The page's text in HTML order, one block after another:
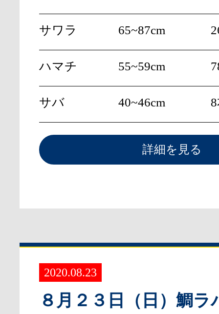
サワラ 65~87cm
ハマチ 55~59cm
サバ 40~46cm
詳細を見る
2020.08.23
８月２３日（日）鯛ラ